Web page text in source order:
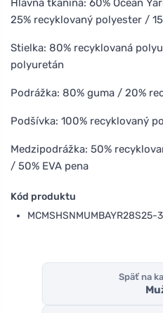
25% recyklovaný polyester /
Stielka: 80% recyklovaná
polyuretán
Podrážka: 80% guma / 20%
Podšívka: 100% recyklovaný
Medzipodrážka: 50%
/ 50% EVA pena
Kód produktu
MCMSHSNMUMBAYR28S25-
Späť na